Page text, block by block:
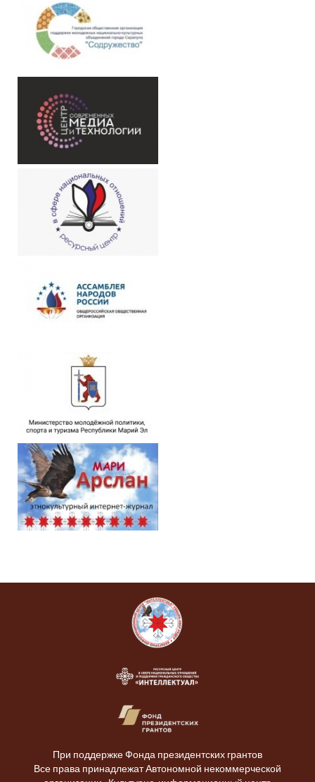
При поддержке Фонда президентских грантов
Все права принадлежат Автономной некоммерческой